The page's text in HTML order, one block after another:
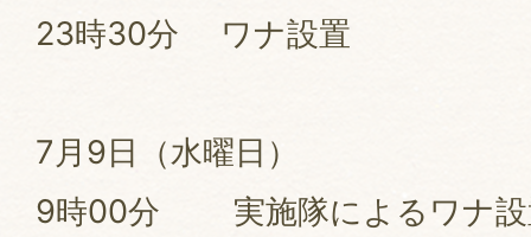
23時30分 ワナ設置
7月9日（水曜日）
9時00分 実施隊によるワナ設